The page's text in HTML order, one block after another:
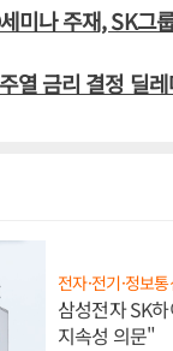
미나 주재, SK그
열 금리 결정 딜
전자·전기·정보통
삼성전자 SK
지속성 의문"